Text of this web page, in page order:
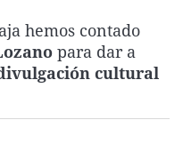
País Vasco
hemos contado
para dar a
cultural